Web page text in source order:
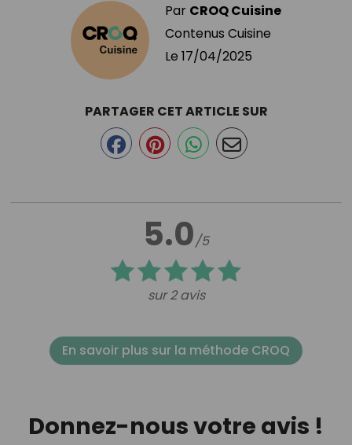
Par CROQ Cuisine
Contenus Cuisine
Le 17/04/2025
5.0/5
sur 2 avis
PARTAGER CET ARTICLE SUR
En savoir plus sur la méthode CROQ
Donnez-nous votre avis !